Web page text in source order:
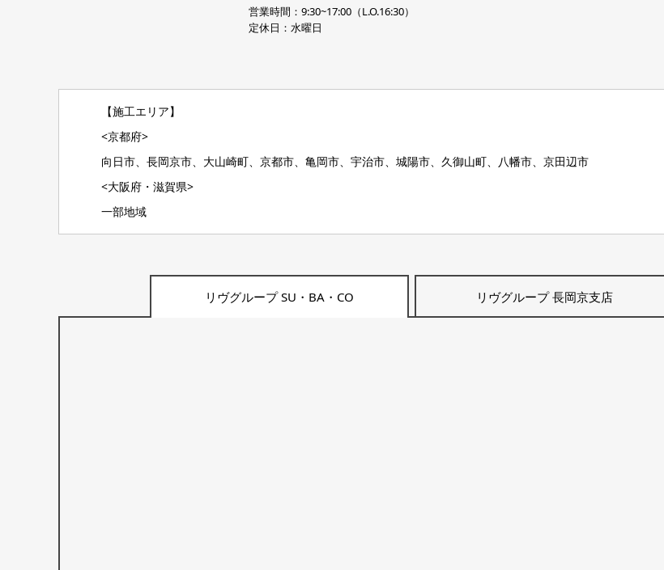
営業時間：9:30~17:00（L.O.16:30）
定休日：水曜日
【施工エリア】
<京都府>
向日市、長岡京市、大山崎町、京都市、亀岡市、宇治市、城陽市、久御山町、八幡市、京田辺市
<大阪府・滋賀県>
一部地域
リヴグループ SU・BA・CO リヴグループ 長岡京支店